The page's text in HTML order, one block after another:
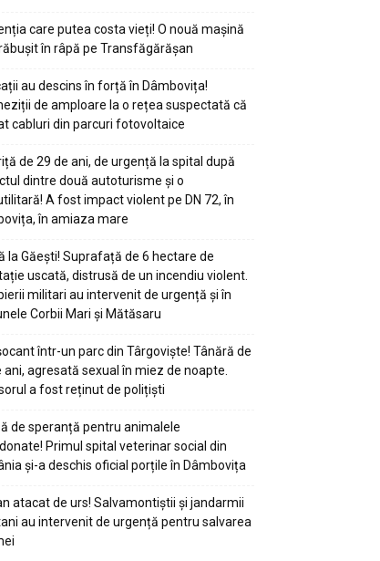
care putea costa vieți! O nouă mașină
în râpă pe Transfăgărășan
au descins în forță în Dâmbovița!
de amploare la o rețea suspectată că
cabluri din parcuri fotovoltaice
de 29 de ani, de urgență la spital după
dintre două autoturisme și o
A fost impact violent pe DN 72, în
în amiaza mare
la Găești! Suprafață de 6 hectare de
uscată, distrusă de un incendiu violent.
militari au intervenit de urgență și în
Corbii Mari și Mătăsaru
într-un parc din Târgoviște! Tânără de
ani, agresată sexual în miez de noapte.
a fost reținut de polițiști
de speranță pentru animalele
Primul spital veterinar social din
și-a deschis oficial porțile în Dâmbovița
atacat de urs! Salvamontiștii și jandarmii
au intervenit de urgență pentru salvarea